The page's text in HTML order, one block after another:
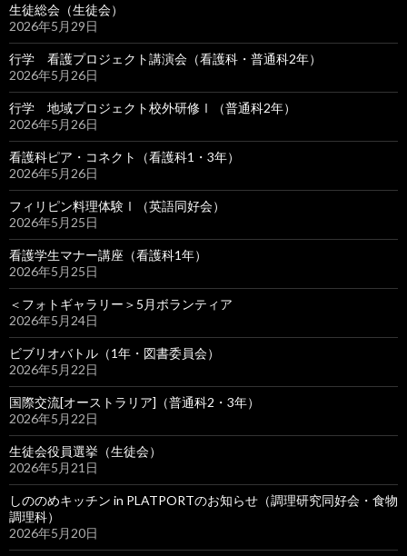
生徒総会（生徒会）
2026年5月29日
行学 看護プロジェクト講演会（看護科・普通科2年）
2026年5月26日
行学 地域プロジェクト校外研修Ⅰ（普通科2年）
2026年5月26日
看護科ピア・コネクト（看護科1・3年）
2026年5月26日
フィリピン料理体験Ⅰ（英語同好会）
2026年5月25日
看護学生マナー講座（看護科1年）
2026年5月25日
＜フォトギャラリー＞5月ボランティア
2026年5月24日
ビブリオバトル（1年・図書委員会）
2026年5月22日
国際交流[オーストラリア]（普通科2・3年）
2026年5月22日
生徒会役員選挙（生徒会）
2026年5月21日
しののめキッチン in PLATPORTのお知らせ（調理研究同好会・食物
調理科）
2026年5月20日